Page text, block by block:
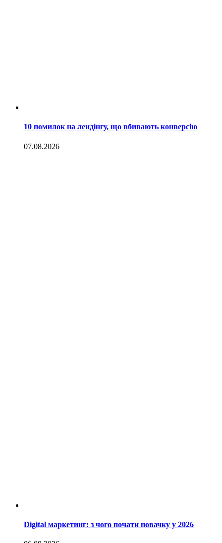
10 помилок на лендінгу, що вбивають конверсію
07.08.2026
Digital маркетинг: з чого почати новачку у 2026